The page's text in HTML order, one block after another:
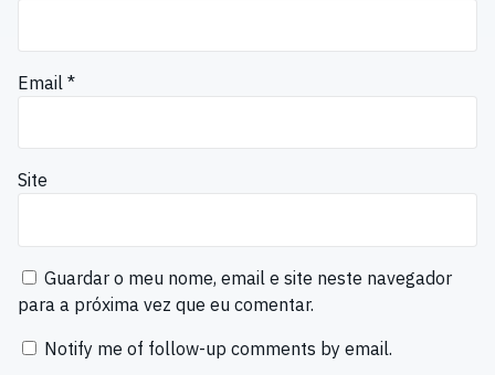
Email *
Site
Guardar o meu nome, email e site neste navegador
para a próxima vez que eu comentar.
Notify me of follow-up comments by email.